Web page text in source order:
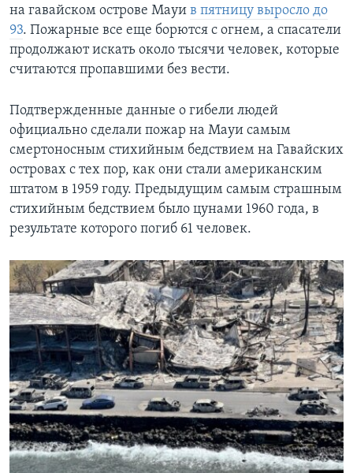
на гавайском острове Мауи в пятницу выросло до
93. Пожарные все еще борются с огнем, а спасатели
продолжают искать около тысячи человек, которые
считаются пропавшими без вести.
Подтвержденные данные о гибели людей
официально сделали пожар на Мауи самым
смертоносным стихийным бедствием на Гавайских
островах с тех пор, как они стали американским
штатом в 1959 году. Предыдущим самым страшным
стихийным бедствием было цунами 1960 года, в
результате которого погиб 61 человек.